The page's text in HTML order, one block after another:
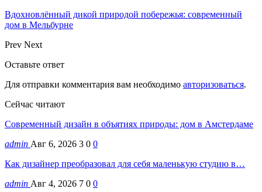
Вдохновлённый дикой природой побережья: современный
дом в Мельбурне
Prev Next
Оставьте ответ
Для отправки комментария вам необходимо авторизоваться.
Сейчас читают
Современный дизайн в объятиях природы: дом в Амстердаме
admin Авг 6, 2026 3 0 0
Как дизайнер преобразовал для себя маленькую студию в…
admin Авг 4, 2026 7 0 0